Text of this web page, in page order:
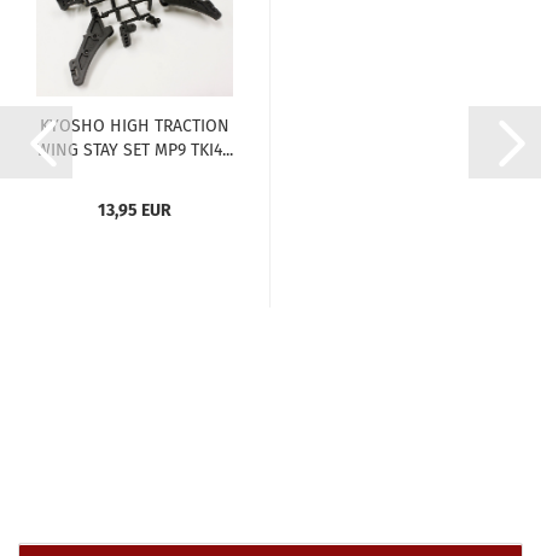
KYOSHO HIGH TRACTION
WING STAY SET MP9 TKI4...
13,95 EUR